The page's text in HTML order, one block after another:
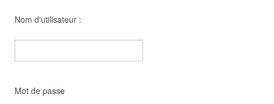
Nom d'utilisateur :
Mot de passe